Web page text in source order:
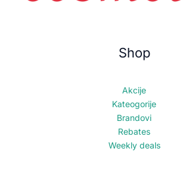
Shop
Akcije
Kateogorije
Brandovi
Rebates
Weekly deals